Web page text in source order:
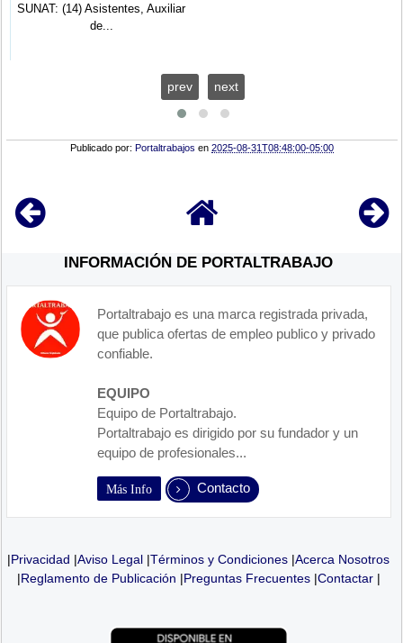
SUNAT: (14) Asistentes, Auxiliar
de...
prev next
Publicado por:Portaltrabajos en2025-08-31T08:48:00-05:00
INFORMACIÓN DE PORTALTRABAJO
Portaltrabajo es una marca registrada privada,
que publica ofertas de empleo publico y privado
confiable.
EQUIPO
Equipo de Portaltrabajo.
Portaltrabajo es dirigido por su fundador y un
equipo de profesionales...
Más Info Contacto
|Privacidad |Aviso Legal |Términos y Condiciones |Acerca Nosotros
|Reglamento de Publicación |Preguntas Frecuentes|Contactar|